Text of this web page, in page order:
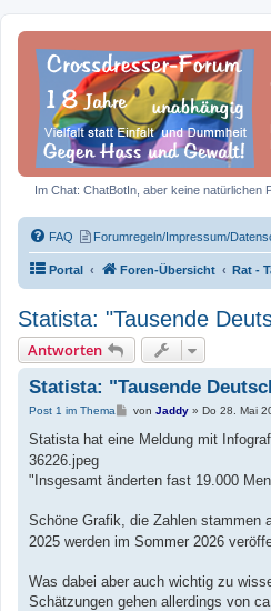
Im Chat: ChatBotIn, aber keine natürlichen
FAQ Forumregeln/Impressum/
Portal Foren-Übersicht Rat -
Statista: "Tausende
Antworten
Statista: "Tausende
Post 1 im Thema
B
i
a
g
von Jaddy» Do 28. Mai
Statista hat eine Meldung mit
36226.jpeg
"Insgesamt änderten fast 19.000
Schöne Grafik, die Zahlen stammen
2025 werden im Sommer 2026
Was dabei aber auch wichtig zu
Schätzungen gehen allerdings von